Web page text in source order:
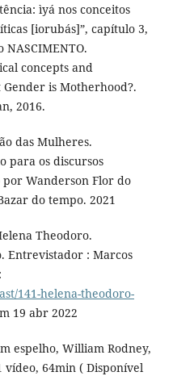
ìyá nos conceitos
[iorubás]”, capítulo 3,
concepts and
is Motherhood?.
2016.
das Mulheres.
para os discursos
Wanderson Flor do
do tempo. 2021
Theodoro.
Entrevistador : Marcos
141-helena-theodoro-
19 abr 2022
espelho, William Rodney,
vídeo, 64min ( Disponível